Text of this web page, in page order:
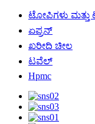
ಟೋಪಿಗಳು ಮತ್ತು
ಏಪ್ರನ್
ಖರೀದಿ ಚೀಲ
ಟವೆಲ್
Hpmc